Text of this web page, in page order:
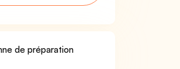
de préparation